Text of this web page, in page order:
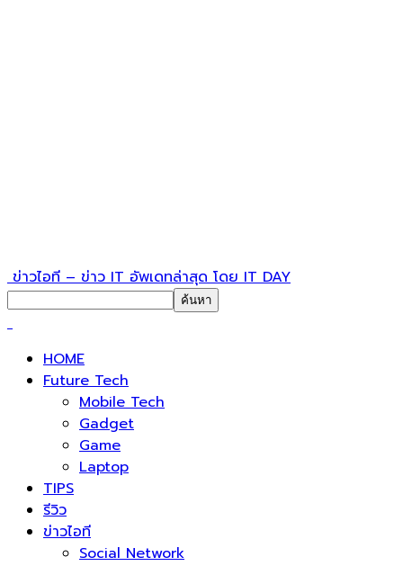
ข่าวไอที – ข่าว IT อัพเดทล่าสุด โดย IT DAY
HOME
Future Tech
Mobile Tech
Gadget
Game
Laptop
TIPS
รีวิว
ข่าวไอที
Social Network